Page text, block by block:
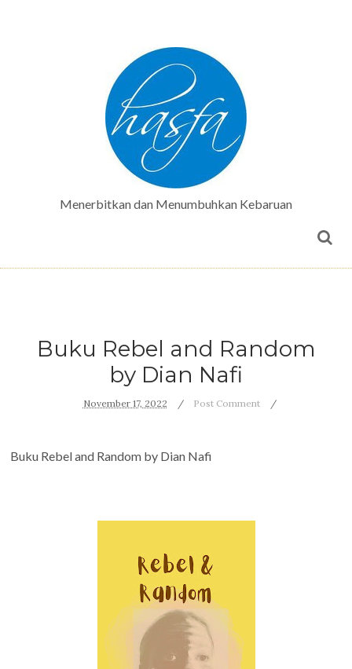
Menerbitkan dan Menumbuhkan Kebaruan
Buku Rebel and Random
by Dian Nafi
November 17, 2022 Post Comment
Buku Rebel and Random by Dian Nafi